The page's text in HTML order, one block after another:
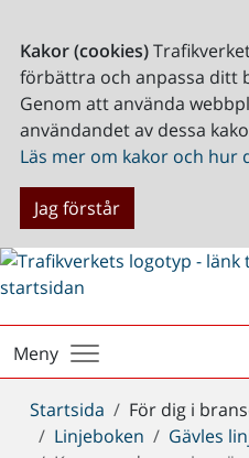
Kakor (cookies)
förbättra och anpassa ditt
Genom att använda
användandet av dessa
Läs mer om kakor och hur
Jag förstår
Meny
Du
är
Startsida För dig i
Linjeboken
Gävles